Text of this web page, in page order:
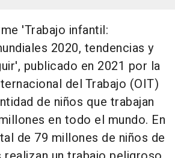
'Trabajo infantil:
2020, tendencias y
publicado en 2021 por la
del Trabajo (OIT)
de niños que trabajan
en todo el mundo. En
de 79 millones de niños de